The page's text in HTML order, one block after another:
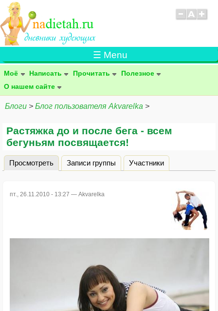
☰ Menu
Моё Написать Прочитать
Полезное
О нашем сайте
Блоги > Блог пользователя Akvarelka >
Растяжка до и после бега - всем
бегуньям посвящается!
Главные вкладки
Просмотреть (активная вкладка)
Записи группы Участники
пт., 26.11.2010 - 13:27 — Akvarelka